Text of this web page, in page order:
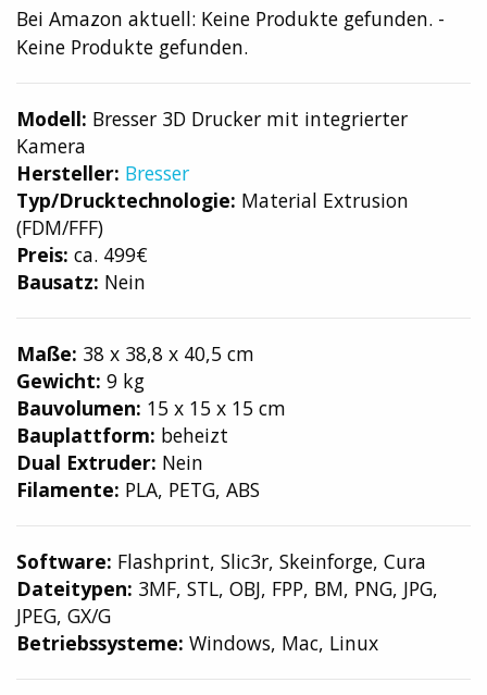
Bei Amazon aktuell: Keine Produkte gefunden. -
Keine Produkte gefunden.
Modell: Bresser 3D Drucker mit integrierter
Kamera
Hersteller: Bresser
Typ/Drucktechnologie: Material Extrusion
(FDM/FFF)
Preis: ca. 499€
Bausatz: Nein
Maße: 38 x 38,8 x 40,5 cm
Gewicht: 9 kg
Bauvolumen: 15 x 15 x 15 cm
Bauplattform: beheizt
Dual Extruder: Nein
Filamente: PLA, PETG, ABS
Software: Flashprint, Slic3r, Skeinforge, Cura
Dateitypen: 3MF, STL, OBJ, FPP, BM, PNG, JPG,
JPEG, GX/G
Betriebssysteme: Windows, Mac, Linux